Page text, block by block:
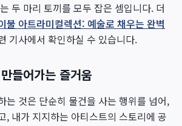
두 마리 토끼를 모두 잡은 셈입니다. 더
불 아트라미컬렉션: 예술로 채우는 완벽
기사에서 확인하실 수 있습니다.
들어가는 즐거움
는 것은 단순히 물건을 사는 행위를 넘어,
, 내가 지지하는 아티스트의 스토리에 공